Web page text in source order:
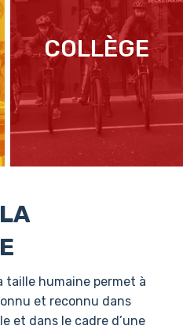
COLLÈGE
taille humaine permet à
et reconnu dans
et dans le cadre d’une